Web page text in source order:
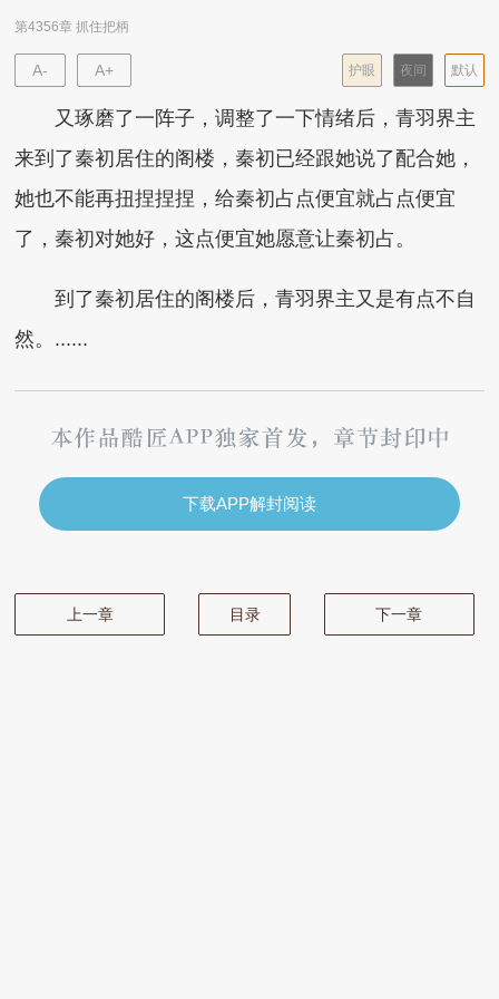
第4356章 抓住把柄
A- A+ 默认
夜间
护眼
又琢磨了一阵子，调整了一下情绪后，青羽界主
来到了秦初居住的阁楼，秦初已经跟她说了配合她，
她也不能再扭捏捏捏，给秦初占点便宜就占点便宜
了，秦初对她好，这点便宜她愿意让秦初占。
到了秦初居住的阁楼后，青羽界主又是有点不自
然。......
下载APP解封阅读
上一章 目录 下一章